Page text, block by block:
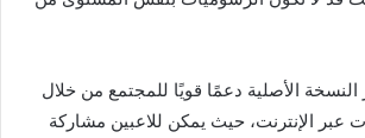
الأصلية دعمًا قويًا للمجتمع من خلال
عبر الإنترنت، حيث يمكن للاعبين مشاركة